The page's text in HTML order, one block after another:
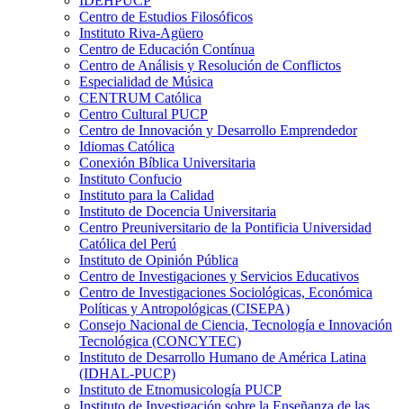
Centro de Estudios Filosóficos
Instituto Riva-Agüero
Centro de Educación Contínua
Centro de Análisis y Resolución de Conflictos
Especialidad de Música
CENTRUM Católica
Centro Cultural PUCP
Centro de Innovación y Desarrollo Emprendedor
Idiomas Católica
Conexión Bíblica Universitaria
Instituto Confucio
Instituto para la Calidad
Instituto de Docencia Universitaria
Centro Preuniversitario de la Pontificia Universidad
Católica del Perú
Instituto de Opinión Pública
Centro de Investigaciones y Servicios Educativos
Centro de Investigaciones Sociológicas, Económica
Políticas y Antropológicas (CISEPA)
Consejo Nacional de Ciencia, Tecnología e Innovación
Tecnológica (CONCYTEC)
Instituto de Desarrollo Humano de América Latina
(IDHAL-PUCP)
Instituto de Etnomusicología PUCP
Instituto de Investigación sobre la Enseñanza de las